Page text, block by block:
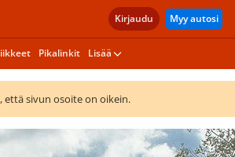
Kirjaudu Myy autosi
Pikalinkit Lisää
että sivun osoite on oikein.